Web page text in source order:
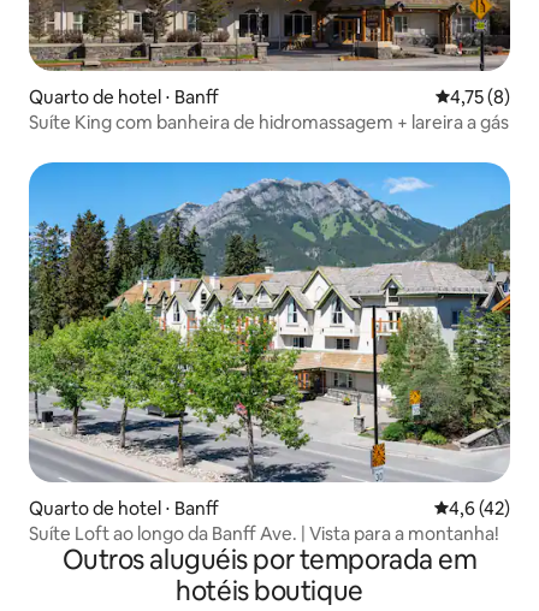
Quarto de hotel ⋅ Banff 4,75 de
4,75 (8)
Suíte King com banheira de hidromassagem + lareira a gás
Quarto de hotel ⋅ Banff 4,6 de uma
4,6 (42)
Suíte Loft ao longo da Banff Ave. | Vista para a montanha!
Outros aluguéis por temporada em
hotéis boutique